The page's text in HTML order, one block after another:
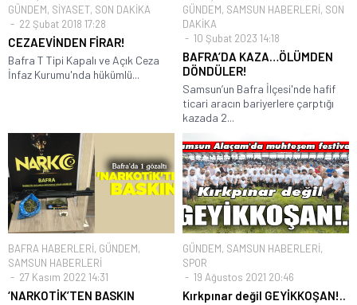
GÜNDEM, SİYASET, SON DAKİKA
22 Şubat 2018 17:28
CEZAEVİNDEN FİRAR!
Bafra T Tipi Kapalı ve Açık Ceza
İnfaz Kurumu'nda hükümlü...
GÜNDEM, SAMSUN HABERLERİ, SON
DAKİKA
10 Şubat 2023 14:18
BAFRA’DA KAZA…ÖLÜMDEN
DÖNDÜLER!
Samsun’un Bafra İlçesi'nde hafif
ticari aracın bariyerlere çarptığı
kazada 2...
BAFRA HABERLERİ, GÜNDEM,
SAMSUN HABERLERİ
27 Kasım 2022 14:31
‘NARKOTİK’TEN BASKIN
GÜNDEM, SAMSUN HABERLERİ,
SPOR
19 Ağustos 2021 20:46
Kırkpınar değil GEYİKKOŞAN!..